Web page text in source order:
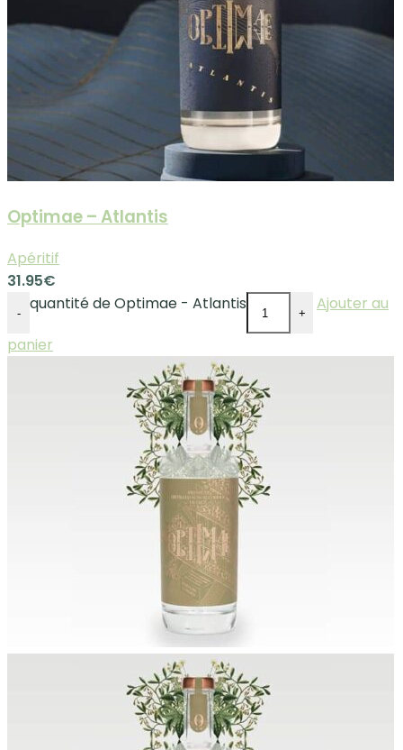
Optimae – Atlantis
Apéritif
31.95€
- quantité de Optimae - Atlantis +
Ajouter au
panier